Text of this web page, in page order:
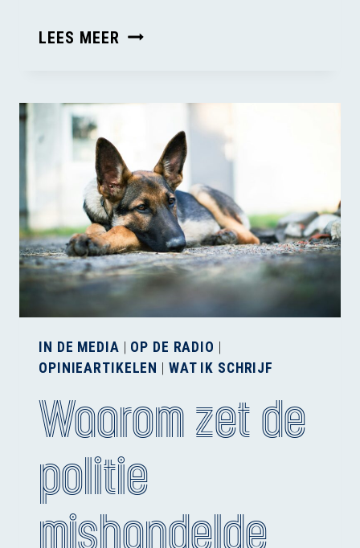
LEES MEER TOEGANG
IS
GELIJK
VERDEELD
IN DE MEDIA | OP DE RADIO |
OPINIEARTIKELEN | WAT IK SCHRIJF
Waarom zet de
politie
mishandelde